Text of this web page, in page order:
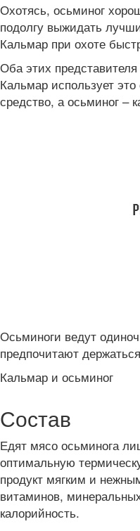
Охотясь, осьминог
подолгу выжидать
Кальмар при охоте
Оба этих
Кальмар использует
средство, а осьминог –
Осьминоги ведут
предпочитают
Кальмар и осьминог
Состав
Едят мясо осьминога
оптимальную
продукт мягким и
витаминов,
калорийность.